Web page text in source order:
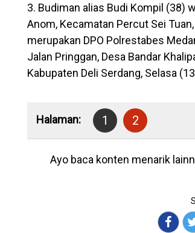
3. Budiman alias Budi Kompil (38)
Anom, Kecamatan Percut Sei
merupakan DPO Polrestabes
Jalan Pringgan, Desa Bandar
Kabupaten Deli Serdang, Selasa
Halaman: 1 2
Ayo baca konten menarik